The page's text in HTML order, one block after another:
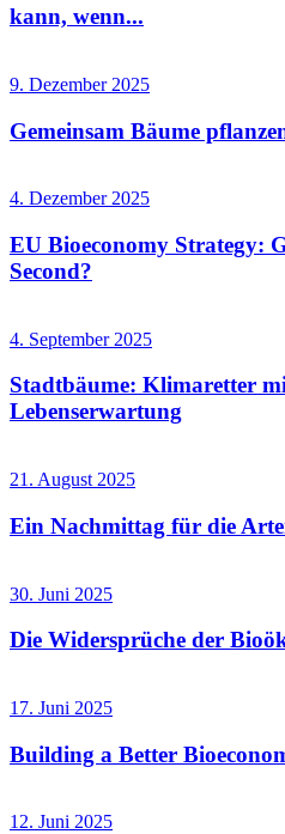
kann, wenn...
9. Dezember 2025
Gemeinsam Bäume
4. Dezember 2025
EU Bioeconomy Strategy:
Second?
4. September 2025
Stadtbäume: Klimaretter
Lebenserwartung
21. August 2025
Ein Nachmittag für die
30. Juni 2025
Die Widersprüche der
17. Juni 2025
Building a Better
12. Juni 2025